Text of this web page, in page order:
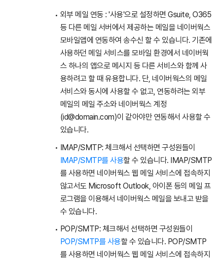
외부 메일 연동 : '사용'으로 설정하면 Gsuite, O365
등 다른 메일 서버에서 제공하는 메일을 네이버웍스
모바일앱에 연동하여 송수신 할 수 있습니다. 기존에
사용하던 메일 서비스를 모바일 환경에서 네이버웍
스 하나의 앱으로 메시지 등 다른 서비스와 함께 사
용하려고 할 때 유용합니다. 단, 네이버웍스의 메일
서비스와 동시에 사용할 수 없고, 연동하려는 외부
메일의 메일 주소와 네이버웍스 계정
(id@domain.com)이 같아야만 연동해서 사용할 수
있습니다.
IMAP/SMTP: 체크해서 선택하면 구성원들이
IMAP/SMTP를 사용할 수 있습니다. IMAP/SMTP
를 사용하면 네이버웍스 웹 메일 서비스에 접속하지
않고서도 Microsoft Outlook, 아이폰 등의 메일 프
로그램을 이용해서 네이버웍스 메일을 보내고 받을
수 있습니다.
POP/SMTP: 체크해서 선택하면 구성원들이
POP/SMTP를 사용할 수 있습니다. POP/SMTP
를 사용하면 네이버웍스 웹 메일 서비스에 접속하지